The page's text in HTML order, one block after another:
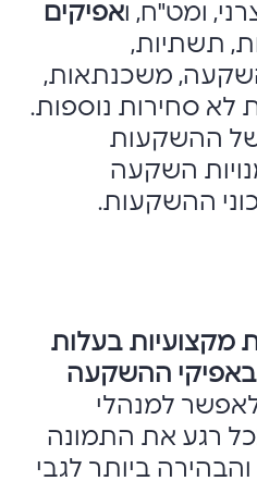
ומט"ח, ואפיקים
תשתיות,
השקעה, משכנתאות,
לא סחירות נוספות.
של ההשקעות
השקעה
ההשקעות.
מקצועיות בעלות
ההשקעה
למנהלי
רגע את התמונה
ביותר לגבי